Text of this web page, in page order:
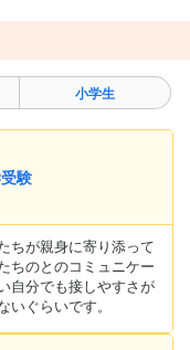
小学生
験
ちが親身に寄り添って
ちのとのコミュニケー
自分でも接しやすさが
ぐらいです。